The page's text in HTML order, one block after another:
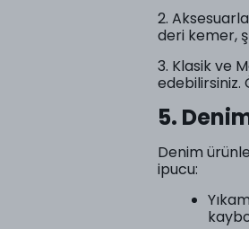
2.
deri kemer,
3. Klasik ve
edebilirsiniz.
5.
Denim
ipucu: